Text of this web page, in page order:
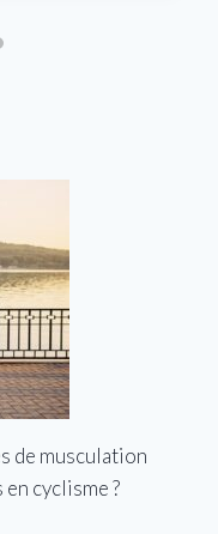
de musculation
cyclisme ?